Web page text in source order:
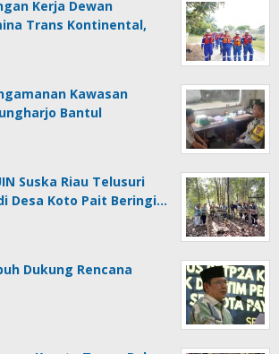
Kerja Dewan
Trans Kontinental,
Kawasan
Bantul
Suska Riau Telusuri
Desa Koto Pait Beringi…
Dukung Rencana